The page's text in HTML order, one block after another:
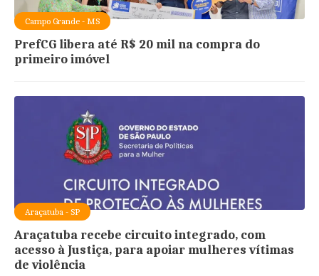
Campo Grande - MS
PrefCG libera até R$ 20 mil na compra do
primeiro imóvel
Araçatuba - SP
Araçatuba recebe circuito integrado, com
acesso à Justiça, para apoiar mulheres vítimas
de violência